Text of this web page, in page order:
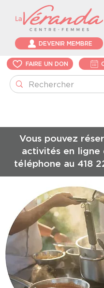
DEVENIR MEMBRE
FAIRE UN DON
Vous pouvez
activités en ligne
téléphone au 418